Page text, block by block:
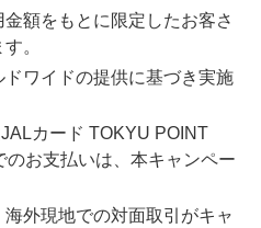
額をもとに限定したお客さ
。
ワイドの提供に基づき実施
カード TOKYU POINT
お支払いは、本キャンペー
外現地での対面取引がキャ